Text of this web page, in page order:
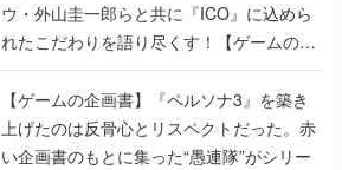
ウ・外山圭一郎らと共に『ICO』に込めら
れたこだわりを語り尽くす！【ゲームの企
画書】
【ゲームの企画書】『ペルソナ3』を築き
上げたのは反骨心とリスペクトだった。赤
い企画書のもとに集った“愚連隊”がシリー